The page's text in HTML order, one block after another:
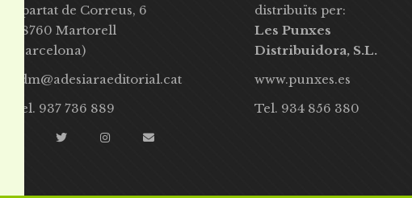
Apartat de Correus, 6
08760 Martorell
(Barcelona)
adm@adesiaraeditorial.cat
Tel. 937 736 889
distribuïts per:
Les Punxes
Distribuidora, S.L.
www.punxes.es
Tel. 934 856 380